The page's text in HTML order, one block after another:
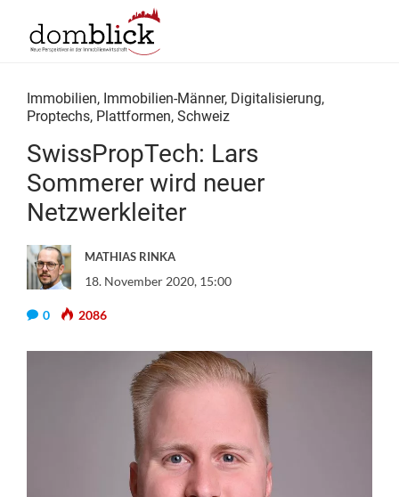
Immobilien, Immobilien-Männer, Digitalisierung,
Proptechs, Plattformen, Schweiz
SwissPropTech: Lars
Sommerer wird neuer
Netzwerkleiter
MATHIAS RINKA
18. November 2020, 15:00
0 2086